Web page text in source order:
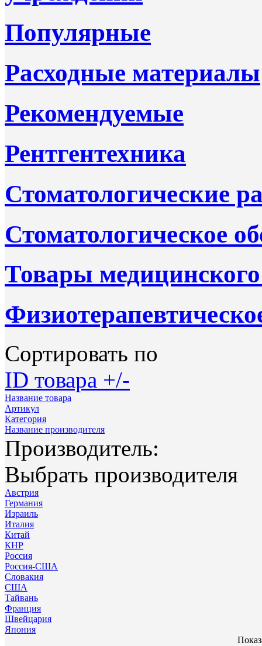
Популярные
Расходные материалы
Рекомендуемые
Рентгентехника
Стоматологические
Стоматологическое
Товары
Сортировать по
ID товара +/-
Название товара
Артикул
Категория
Название производителя
Производитель:
Выбрать производителя
Австрия
Германия
Израиль
Италия
Китай
КНР
Россия
Россия-США
Словакия
США
Тайвань
Франция
Швейцария
Япония